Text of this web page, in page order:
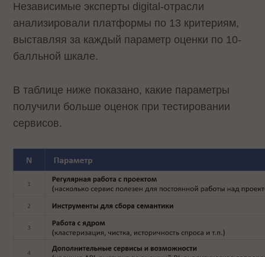
Независимые эксперты digital-отрасли
анализировали платформы по 13 критериям,
выставляя за каждый параметр оценки по 10-
балльной шкале.
В таблице ниже показано, какие параметры
получили больше оценок при тестировании
сервисов.